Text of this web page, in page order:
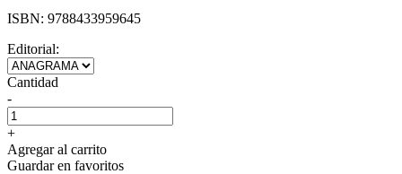
ISBN: 9788433959645
Editorial:
Cantidad
-
+
Agregar al carrito
Guardar en favoritos